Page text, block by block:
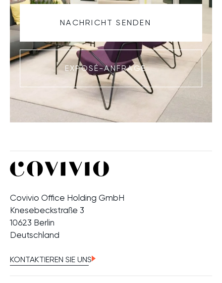
NACHRICHT SENDEN
EXPOSÉ-ANFRAGE
Covivio Office Holding GmbH
Knesebeckstraße 3
10623 Berlin
Deutschland
KONTAKTIEREN SIE UNS